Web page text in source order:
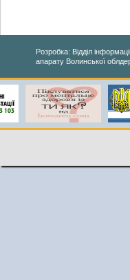
Розробка: Відділ
апарату Волинської